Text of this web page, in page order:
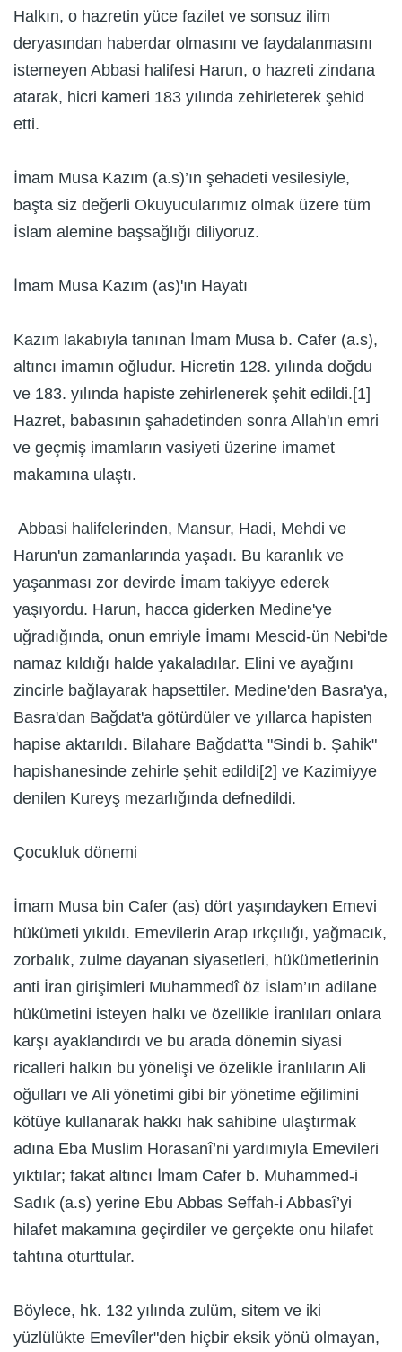
Halkın, o hazretin yüce fazilet ve sonsuz ilim
deryasından haberdar olmasını ve faydalanmasını
istemeyen Abbasi halifesi Harun, o hazreti zindana
atarak, hicri kameri 183 yılında zehirleterek şehid
etti.
İmam Musa Kazım (a.s)’ın şehadeti vesilesiyle,
başta siz değerli Okuyucularımız olmak üzere tüm
İslam alemine başsağlığı diliyoruz.
İmam Musa Kazım (as)'ın Hayatı
Kazım lakabıyla tanınan İmam Musa b. Cafer (a.s),
altıncı imamın oğludur. Hicretin 128. yılında doğdu
ve 183. yılında hapiste zehirlenerek şehit edildi.[1]
Hazret, babasının şahadetinden sonra Allah'ın emri
ve geçmiş imamların vasiyeti üzerine imamet
makamına ulaştı.
Abbasi halifelerinden, Mansur, Hadi, Mehdi ve
Harun'un zamanlarında yaşadı. Bu karanlık ve
yaşanması zor devirde İmam takiyye ederek
yaşıyordu. Harun, hacca giderken Medine'ye
uğradığında, onun emriyle İmamı Mescid-ün Nebi'de
namaz kıldığı halde yakaladılar. Elini ve ayağını
zincirle bağlayarak hapsettiler. Medine'den Basra'ya,
Basra'dan Bağdat'a götürdüler ve yıllarca hapisten
hapise aktarıldı. Bilahare Bağdat'ta "Sindi b. Şahik"
hapishanesinde zehirle şehit edildi[2] ve Kazimiyye
denilen Kureyş mezarlığında defnedildi.
Çocukluk dönemi
İmam Musa bin Cafer (as) dört yaşındayken Emevi
hükümeti yıkıldı. Emevilerin Arap ırkçılığı, yağmacık,
zorbalık, zulme dayanan siyasetleri, hükümetlerinin
anti İran girişimleri Muhammedî öz İslam’ın adilane
hükümetini isteyen halkı ve özellikle İranlıları onlara
karşı ayaklandırdı ve bu arada dönemin siyasi
ricalleri halkın bu yönelişi ve özelikle İranlıların Ali
oğulları ve Ali yönetimi gibi bir yönetime eğilimini
kötüye kullanarak hakkı hak sahibine ulaştırmak
adına Eba Muslim Horasanî’ni yardımıyla Emevileri
yıktılar; fakat altıncı İmam Cafer b. Muhammed-i
Sadık (a.s) yerine Ebu Abbas Seffah-i Abbasî’yi
hilafet makamına geçirdiler ve gerçekte onu hilafet
tahtına oturttular.
Böylece, hk. 132 yılında zulüm, sitem ve iki
yüzlülükte Emevîler"den hiçbir eksik yönü olmayan,